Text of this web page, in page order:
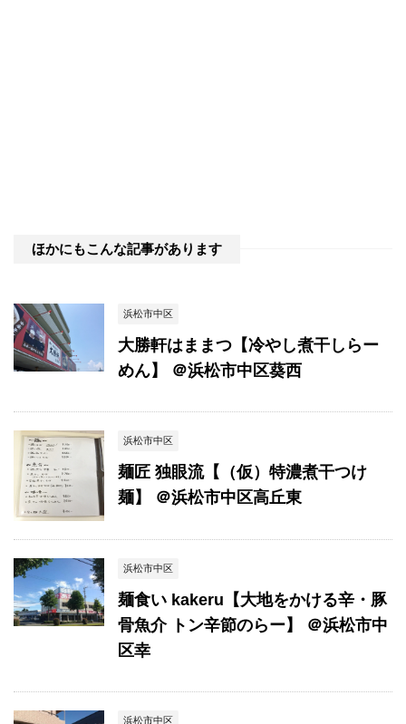
ほかにもこんな記事があります
浜松市中区
大勝軒はままつ【冷やし煮干しらー
めん】 ＠浜松市中区葵西
浜松市中区
麺匠 独眼流【（仮）特濃煮干つけ
麺】 ＠浜松市中区高丘東
浜松市中区
麺食い kakeru【大地をかける辛・豚
骨魚介 トン辛節のらー】 ＠浜松市中
区幸
浜松市中区